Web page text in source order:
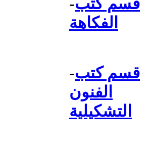
الفكاهة
-قسم كتب
الفنون
التشكيلية